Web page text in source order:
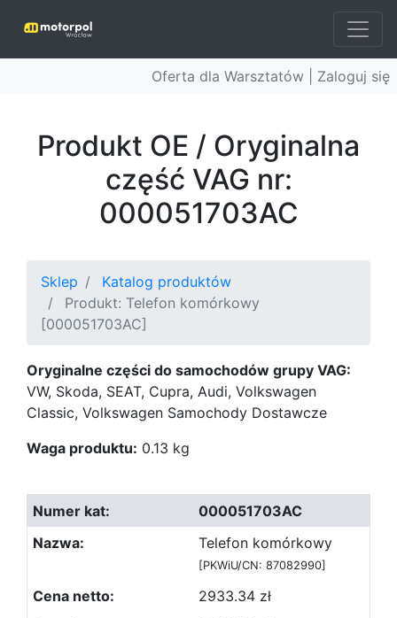
Oferta dla Warsztatów | Zaloguj się
Produkt OE / Oryginalna
część VAG nr:
000051703AC
Sklep
Katalog produktów
Produkt: Telefon komórkowy
[000051703AC]
Oryginalne części do samochodów grupy VAG:
VW, Skoda, SEAT, Cupra, Audi, Volkswagen
Classic, Volkswagen Samochody Dostawcze
Waga produktu: 0.13 kg
000051703AC
Telefon komórkowy
[PKWiU/CN: 87082990]
2933.34 zł